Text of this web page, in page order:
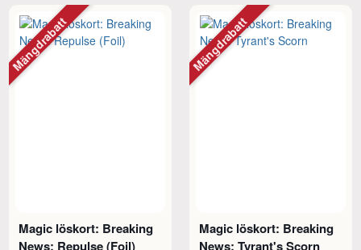
Magic löskort: Breaking
News: Repulse (Foil)
Mängdrabatt
Magic löskort: Breaking
News: Tyrant's Scorn
Mängdrabatt